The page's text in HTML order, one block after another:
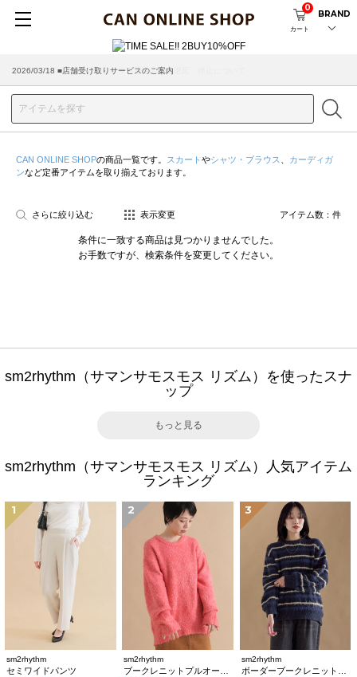
カート
0
BRAND
2026/03/18 ■店舗受け取りサービスのご案内
CAN ONLINE SHOPの商品一覧です。 スカート やシャツ・ブラウス
カーディガ
ンなど定番アイテムを取り揃えております。
さらに絞り込む 表示変更 アイテム数： 件
条件に一致する商品は見つかりませんでした。
お手数ですが、検索条件を変更してください。
sm2rhythm（サマンサモスモス リズム）を使ったスナ
ップ
もっと見る
sm2rhythm（サマンサモスモス リズム）人気アイテム
ランキング
1
sm2rhythm
セミワイドパンツ
2
sm2rhythm
3
sm2rhythm